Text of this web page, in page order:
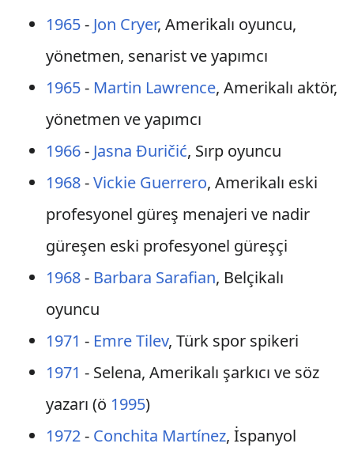
1965- Jon Cryer, Amerikalı oyuncu,
yönetmen, senarist ve yapımcı
1965- Martin Lawrence, Amerikalı aktör,
yönetmen ve yapımcı
1966- Jasna Đuričić, Sırp oyuncu
1968-Vickie Guerrero, Amerikalı eski
profesyonel güreş menajeri ve nadir
güreşen eski profesyonel güreşçi
1968- Barbara Sarafian, Belçikalı
oyuncu
1971 - Emre Tilev, Türk spor spikeri
1971 - Selena, Amerikalı şarkıcı ve söz
yazarı (ö 1995)
1972- Conchita Martínez, İspanyol